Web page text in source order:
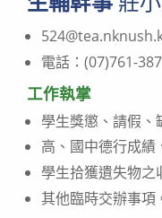
電話：(07)761-
工作執掌
學生獎懲、請假、
高、國中德行成績
學生拾獲遺失物之
其他臨時交辦事項